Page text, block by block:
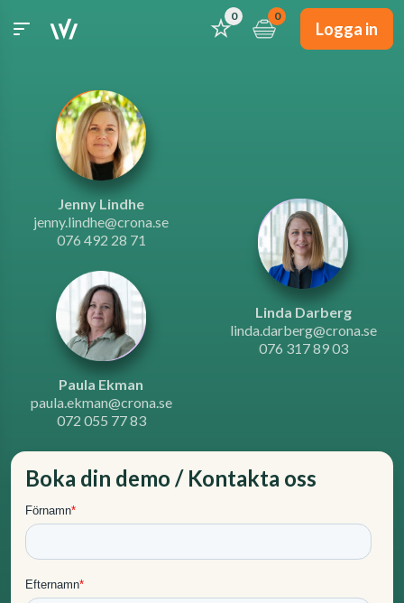
0 0
Logga in
Jenny Lindhe
jenny.lindhe@crona.se
076 492 28 71
Paula Ekman
paula.ekman@crona.se
072 055 77 83
Linda Darberg
linda.darberg@crona.se
076 317 89 03
Boka din demo / Kontakta oss